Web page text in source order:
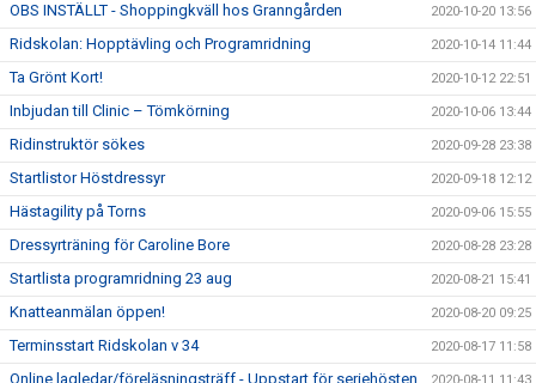
OBS INSTÄLLT - Shoppingkväll hos Granngården 2020-10-20 13:56
Ridskolan: Hopptävling och Programridning 2020-10-14 11:44
Ta Grönt Kort! 2020-10-12 22:51
Inbjudan till Clinic – Tömkörning 2020-10-06 13:44
Ridinstruktör sökes 2020-09-28 23:38
Startlistor Höstdressyr 2020-09-18 12:12
Hästagility på Torns 2020-09-06 15:55
Dressyrträning för Caroline Bore 2020-08-28 23:28
Startlista programridning 23 aug 2020-08-21 15:41
Knatteanmälan öppen! 2020-08-20 09:25
Terminsstart Ridskolan v 34 2020-08-17 11:58
Online lagledar/föreläsningsträff - Uppstart för seriehösten